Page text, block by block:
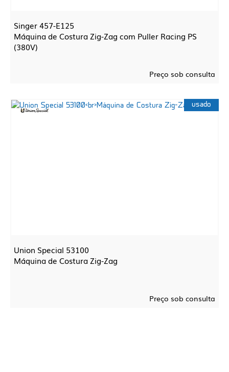
Singer 457-E125
Máquina de Costura Zig-Zag com Puller Racing PS
(380V)
Preço sob consulta
usado
Union Special 53100
Máquina de Costura Zig-Zag
Preço sob consulta